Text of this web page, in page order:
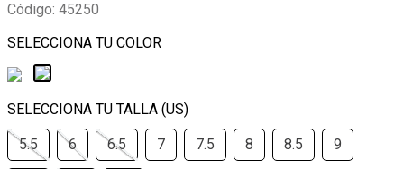
Código: 45250
5.5 6 6.5 7 7.5 8 8.5 9